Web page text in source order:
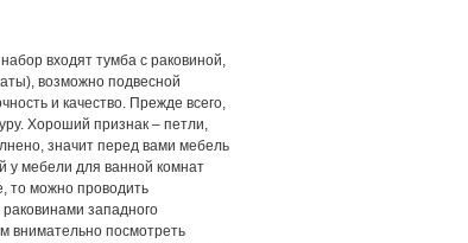
входят тумба с раковиной,
возможно подвесной
и качество. Прежде всего,
Хороший признак – петли,
значит перед вами мебель
у мебели для ванной комнат
то можно проводить
западного
внимательно посмотреть